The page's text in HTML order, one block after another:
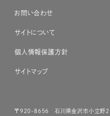
お問い合わせ
サイトについて
個人情報保護方針
サイトマップ
〒920-8656 石川県金沢市小立野